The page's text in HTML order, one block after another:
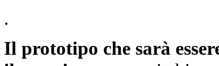
.
Il prototipo che sarà